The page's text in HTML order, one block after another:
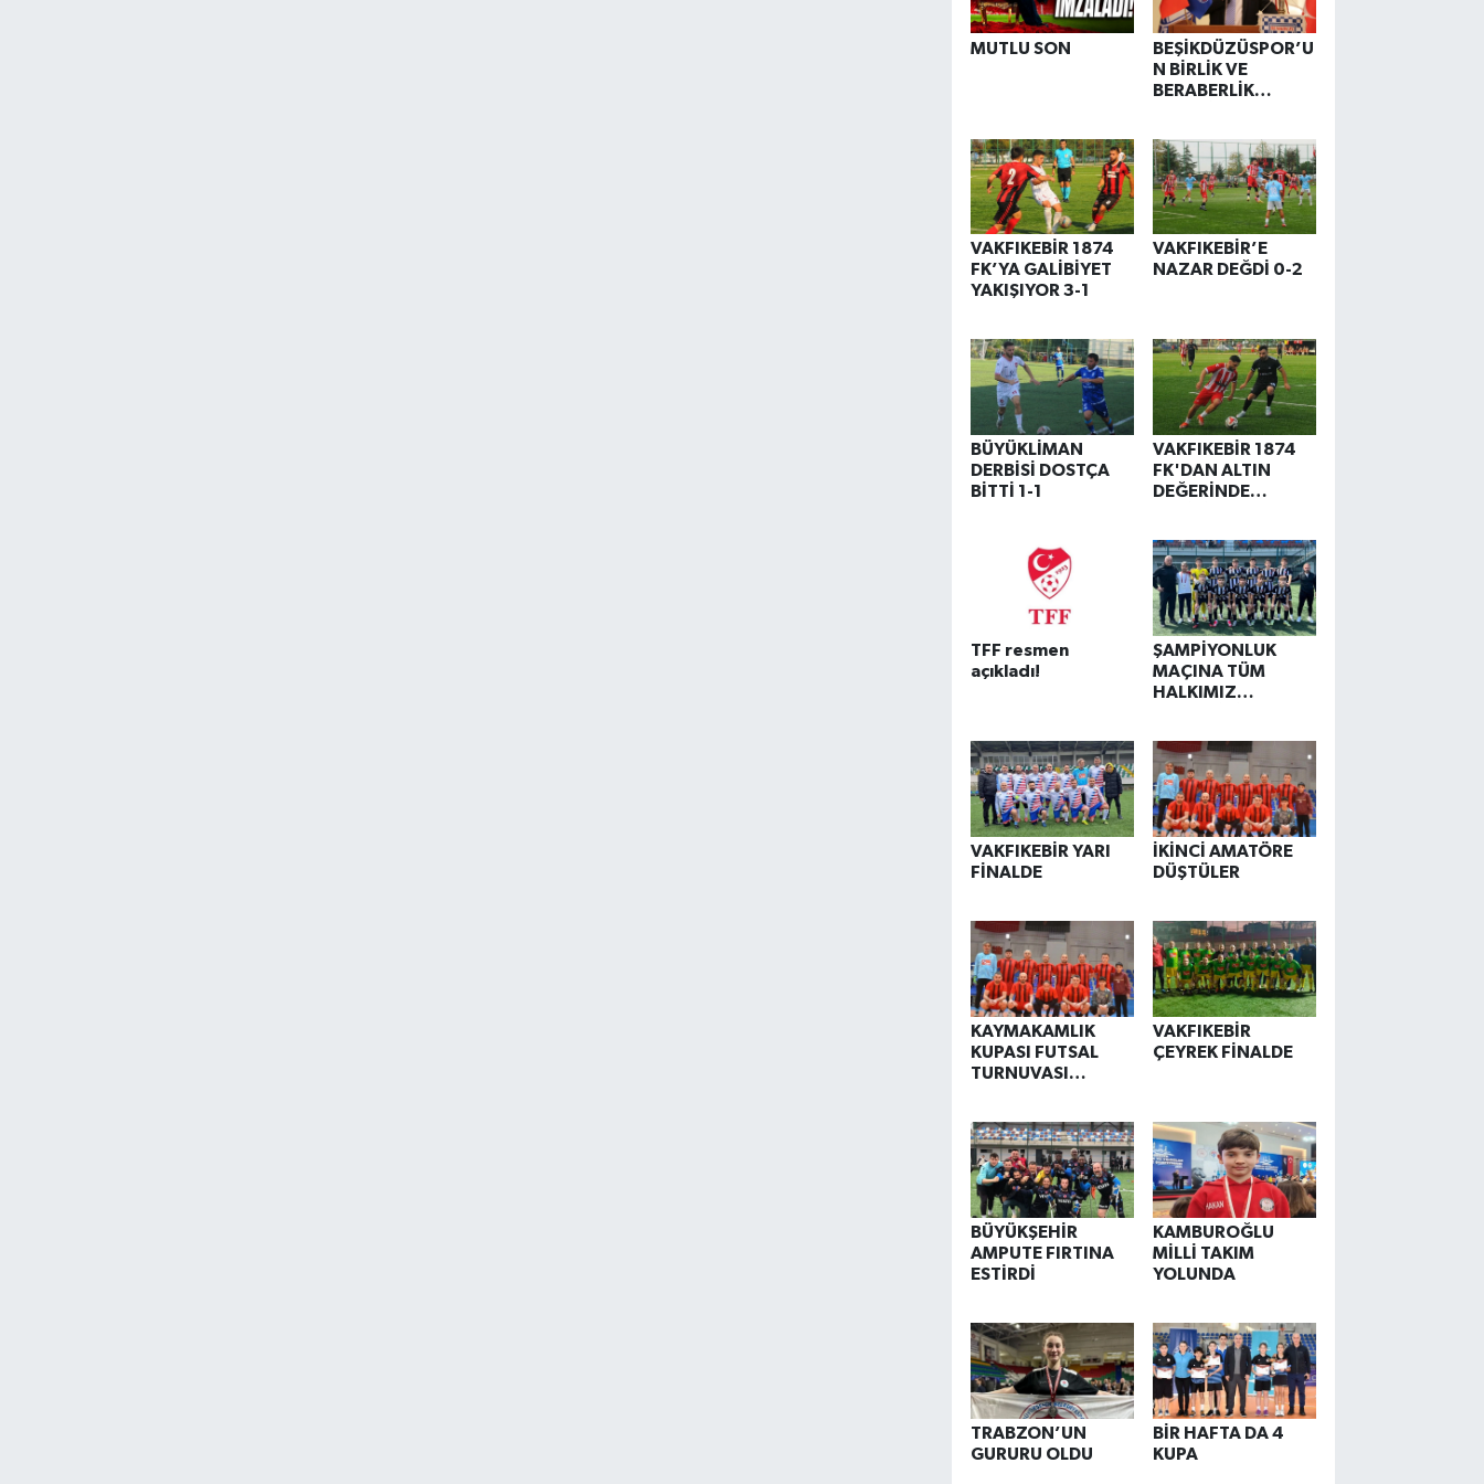
MUTLU SON
BEŞİKDÜZÜSPOR’U
N BİRLİK VE
BERABERLİK
VAKFIKEBİR 1874
FK’YA GALİBİYET
YAKIŞIYOR 3-1
VAKFIKEBİR’E
NAZAR DEĞDİ 0-2
BÜYÜKLİMAN
DERBİSİ DOSTÇA
BİTTİ 1-1
VAKFIKEBİR 1874
FK'DAN ALTIN
DEĞERİNDE
TFF resmen
açıkladı!
ŞAMPİYONLUK
MAÇINA TÜM
HALKIMIZ
VAKFIKEBİR YARI
FİNALDE
İKİNCİ AMATÖRE
DÜŞTÜLER
KAYMAKAMLIK
KUPASI FUTSAL
TURNUVASI
VAKFIKEBİR
ÇEYREK FİNALDE
BÜYÜKŞEHİR
AMPUTE FIRTINA
ESTİRDİ
KAMBUROĞLU
MİLLİ TAKIM
YOLUNDA
TRABZON’UN
GURURU OLDU
BİR HAFTA DA 4
KUPA